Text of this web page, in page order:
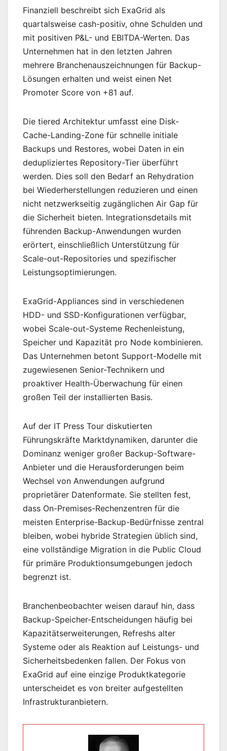
Finanziell beschreibt sich ExaGrid als
quartalsweise cash-positiv, ohne Schulden und
mit positiven P&L- und EBITDA-Werten. Das
Unternehmen hat in den letzten Jahren
mehrere Branchenauszeichnungen für Backup-
Lösungen erhalten und weist einen Net
Promoter Score von +81 auf.
Die tiered Architektur umfasst eine Disk-
Cache-Landing-Zone für schnelle initiale
Backups und Restores, wobei Daten in ein
dedupliziertes Repository-Tier überführt
werden. Dies soll den Bedarf an Rehydration
bei Wiederherstellungen reduzieren und einen
nicht netzwerkseitig zugänglichen Air Gap für
die Sicherheit bieten. Integrationsdetails mit
führenden Backup-Anwendungen wurden
erörtert, einschließlich Unterstützung für
Scale-out-Repositories und spezifischer
Leistungsoptimierungen.
ExaGrid-Appliances sind in verschiedenen
HDD- und SSD-Konfigurationen verfügbar,
wobei Scale-out-Systeme Rechenleistung,
Speicher und Kapazität pro Node kombinieren.
Das Unternehmen betont Support-Modelle mit
zugewiesenen Senior-Technikern und
proaktiver Health-Überwachung für einen
großen Teil der installierten Basis.
Auf der IT Press Tour diskutierten
Führungskräfte Marktdynamiken, darunter die
Dominanz weniger großer Backup-Software-
Anbieter und die Herausforderungen beim
Wechsel von Anwendungen aufgrund
proprietärer Datenformate. Sie stellten fest,
dass On-Premises-Rechenzentren für die
meisten Enterprise-Backup-Bedürfnisse zentral
bleiben, wobei hybride Strategien üblich sind,
eine vollständige Migration in die Public Cloud
für primäre Produktionsumgebungen jedoch
begrenzt ist.
Branchenbeobachter weisen darauf hin, dass
Backup-Speicher-Entscheidungen häufig bei
Kapazitätserweiterungen, Refreshs alter
Systeme oder als Reaktion auf Leistungs- und
Sicherheitsbedenken fallen. Der Fokus von
ExaGrid auf eine einzige Produktkategorie
unterscheidet es von breiter aufgestellten
Infrastrukturanbietern.